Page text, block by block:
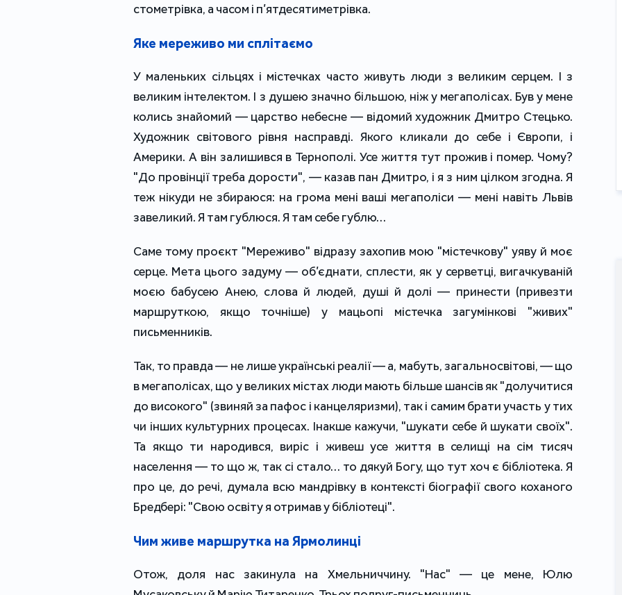
стометрівка, а часом і п’ятдесятиметрівка.
Яке мереживо ми сплітаємо
У маленьких сільцях і містечках часто живуть люди з великим серцем. І з
великим інтелектом. І з душею значно більшою, ніж у мегаполісах. Був у мене
колись знайомий — царство небесне — відомий художник Дмитро Стецько.
Художник світового рівня насправді. Якого кликали до себе і Європи, і
Америки. А він залишився в Тернополі. Усе життя тут прожив і помер. Чому?
"До провінції треба дорости", — казав пан Дмитро, і я з ним цілком згодна. Я
теж нікуди не збираюся: на грома мені ваші мегаполіси — мені навіть Львів
завеликий. Я там гублюся. Я там себе гублю…
Саме тому проєкт "Мереживо" відразу захопив мою "містечкову" уяву й моє
серце. Мета цього задуму — об’єднати, сплести, як у серветці, вигачкуваній
моєю бабусею Анею, слова й людей, душі й долі — принести (привезти
маршруткою, якщо точніше) у мацьопі містечка загумінкові "живих"
письменників.
Так, то правда — не лише українські реалії — а, мабуть, загальносвітові, — що
в мегаполісах, що у великих містах люди мають більше шансів як "долучитися
до високого" (звиняй за пафос і канцеляризми), так і самим брати участь у тих
чи інших культурних процесах. Інакше кажучи, "шукати себе й шукати своїх".
Та якщо ти народився, виріс і живеш усе життя в селищі на сім тисяч
населення — то що ж, так сі стало… то дякуй Богу, що тут хоч є бібліотека. Я
про це, до речі, думала всю мандрівку в контексті біографії свого коханого
Бредбері: "Свою освіту я отримав у бібліотеці".
Чим живе маршрутка на Ярмолинці
Отож, доля нас закинула на Хмельниччину. "Нас" — це мене, Юлю